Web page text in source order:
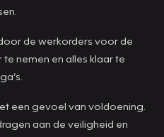
de werkorders voor de
nemen en alles klaar te
een gevoel van voldoening.
aan de veiligheid en